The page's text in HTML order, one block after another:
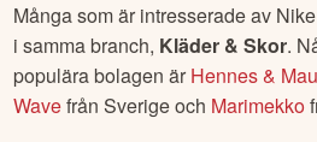
Många som är intresserade av Nike
i samma branch, Kläder & Skor.
populära bolagen är Hennes &
WavefrånSverigeoch Marimekko